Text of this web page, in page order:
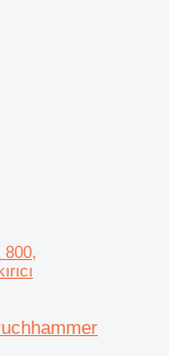
800,